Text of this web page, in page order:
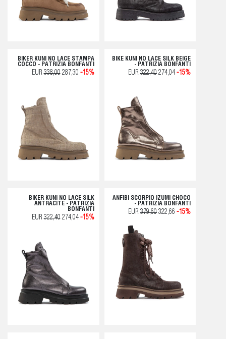
BIKER KUNI NO LACE STAMPA
COCCO - PATRIZIA BONFANTI
EUR338,00287,30 -15%
BIKE KUNI NO LACE SILK BEIGE
- PATRIZIA BONFANTI
EUR 322,40 274,04 -15%
BIKER KUNI NO LACE SILK
ANTRACITE - PATRIZIA
BONFANTI
EUR322,40274,04 -15%
ANFIBI SCORPIO IZUMI CHOCO
- PATRIZIA BONFANTI
EUR 379,60 322,66 -15%